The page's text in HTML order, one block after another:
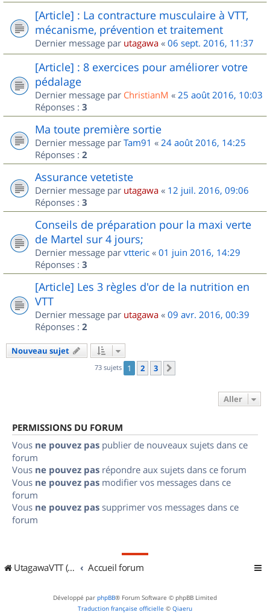
[Article] : La contracture musculaire à VTT,
mécanisme, prévention et traitement
Dernier message par utagawa « 06 sept. 2016, 11:37
[Article] : 8 exercices pour améliorer votre
pédalage
Dernier message par ChristianM « 25 août 2016, 10:03
Réponses : 3
Ma toute première sortie
Dernier message par Tam91 « 24 août 2016, 14:25
Réponses : 2
Assurance vetetiste
Dernier message par utagawa « 12 juil. 2016, 09:06
Réponses : 3
Conseils de préparation pour la maxi verte
de Martel sur 4 jours;
Dernier message par vtteric « 01 juin 2016, 14:29
Réponses : 3
[Article] Les 3 règles d'or de la nutrition en
VTT
Dernier message par utagawa « 09 avr. 2016, 00:39
Réponses : 2
Nouveau sujet
73 sujets 1 2 3
Aller
PERMISSIONS DU FORUM
Vous ne pouvez pas publier de nouveaux sujets dans ce
forum
Vous ne pouvez pas répondre aux sujets dans ce forum
Vous ne pouvez pas modifier vos messages dans ce
forum
Vous ne pouvez pas supprimer vos messages dans ce
forum
UtagawaVTT (Randos VTT et VTTAE avec traces GPS) Accueil forum
Développé par phpBB® Forum Software © phpBB Limited
Traduction française officielle © Qiaeru